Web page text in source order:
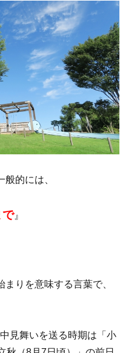
的には、
で』
まりを意味する言葉で、
見舞いを送る時期は「小